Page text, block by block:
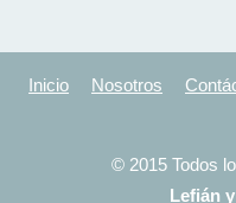
Inicio Nosotros
© 2015 Todos
Lefián